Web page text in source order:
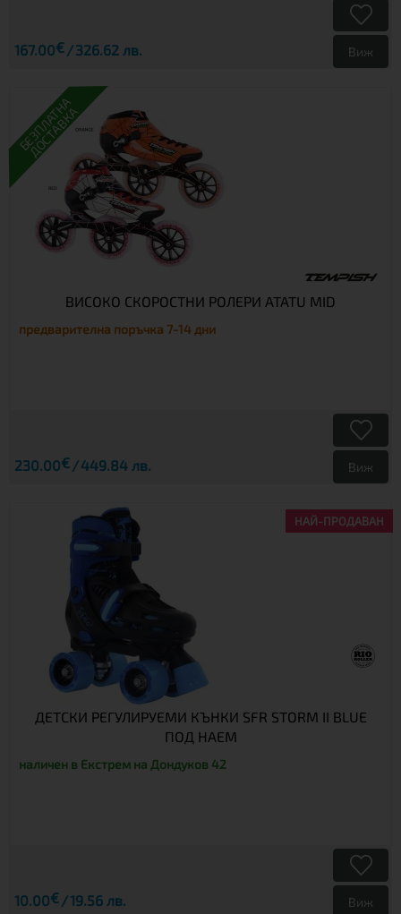
167.00€ 326.62 лв. Виж
БЕЗПЛАТНА
ДОСТАВКА
ВИСОКО СКОРОСТНИ РОЛЕРИ ATATU MID
предварителна поръчка 7-14 дни
230.00€ 449.84 лв. Виж
НАЙ-ПРОДАВАН
ДЕТСКИ РЕГУЛИРУЕМИ КЪНКИ SFR STORM II BLUE
ПОД НАЕМ
наличен в Екстрем на Дондуков 42
10.00€ 19.56 лв. Виж